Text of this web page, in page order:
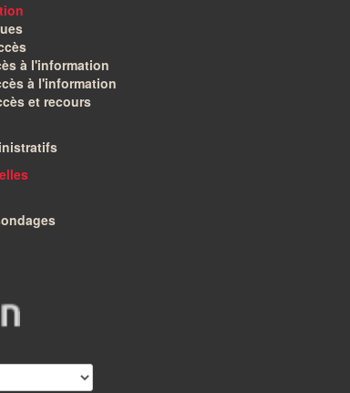
à l'information
à l'information
et recours